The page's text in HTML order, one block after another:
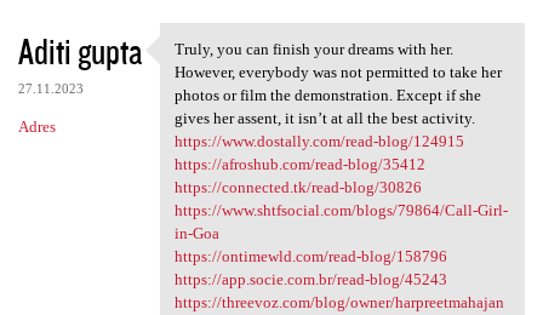
Aditi gupta
27.11.2023
Adres
Truly, you can finish your
Truly, you can finish your dreams with her.
However, everybody was not permitted to take her
photos or film the demonstration. Except if she
gives her assent, it isn’t at all the best activity.
https://www.dostally.com/read-blog/124915
https://afroshub.com/read-blog/35412
https://connected.tk/read-blog/30826
https://www.shtfsocial.com/blogs/79864/Call-Girl-
in-Goa
https://ontimewld.com/read-blog/158796
https://app.socie.com.br/read-blog/45243
https://threevoz.com/blog/owner/harpreetmahajan